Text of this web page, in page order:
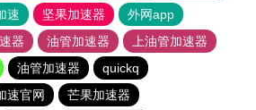
速 坚果加速器
外网app
器 油管加速器
上油管加速器
油管加速器
quickq
速官网
芒果加速器